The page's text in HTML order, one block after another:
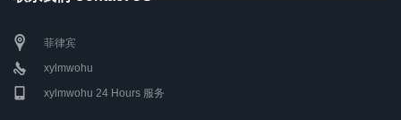
菲律宾
xylmwohu
xylmwohu 24 Hours 服务